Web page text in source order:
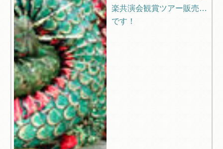
楽共演会観賞ツアー販売中
です！